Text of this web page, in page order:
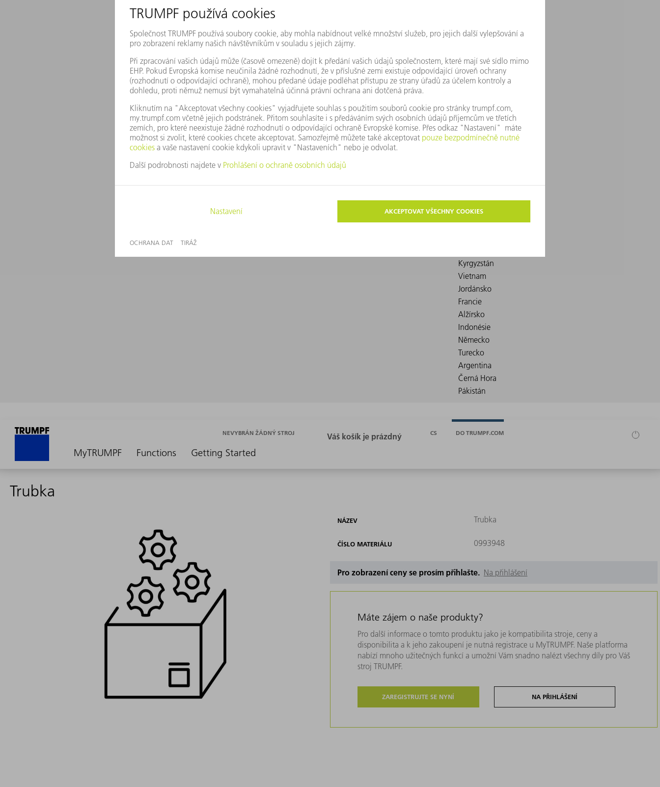
MyTRUMPF Functions Getting Started
NEVYBRÁN ŽÁDNÝ STROJ CS DO TRUMPF.COM
Trubka
NÁZEV Trubka
ČÍSLO MATERIÁLU 0993948
Pro zobrazení ceny se prosím přihlašte. Na přihlášení
Máte zájem o naše produkty?
Pro další informace o tomto produktu jako je kompatibilita stroje, ceny a
disponibilita a k jeho zakoupení je nutná registrace u MyTRUMPF. Naše platforma
nabízí mnoho užitečných funkcí a umožní Vám snadno nalézt všechny díly pro Váš
stroj TRUMPF.
ZAREGISTRUJTE SE NYNÍ NA PŘIHLÁŠENÍ